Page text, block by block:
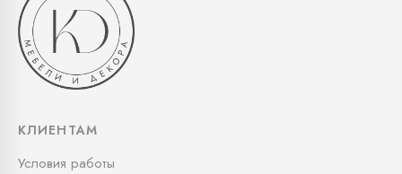
КЛИЕНТАМ
Условия работы